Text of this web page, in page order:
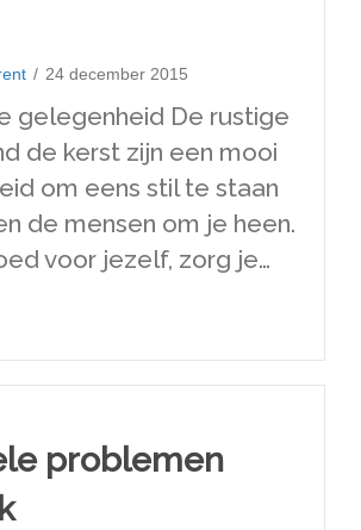
/ 24 december 2015
gelegenheid De rustige
de kerst zijn een mooi
om eens stil te staan
de mensen om je heen.
voor jezelf, zorg je…
De rustige dagen rond Kerst
problemen